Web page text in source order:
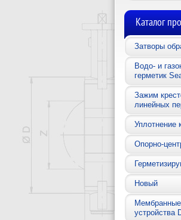
Каталог
Затворы
Водо- и
герметик
Зажим
линейных
Уплотнение
Опорно-
Новый
устройства